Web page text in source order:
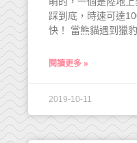
踩到底，時速可達
快！ 當熊貓遇到獵
閱讀更多 »
2019-10-11